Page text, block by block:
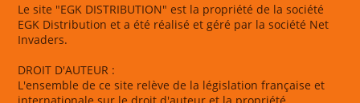
Le site "EGK DISTRIBUTION" est la propriété de la société
EGK Distribution et a été réalisé et géré par la société Net
Invaders.
DROIT D'AUTEUR :
L'ensemble de ce site relève de la législation française et